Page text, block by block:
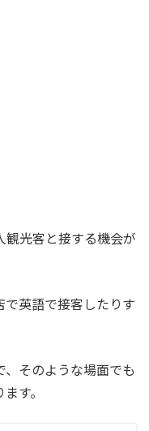
観光客と接する機会が
英語で接客したりす
そのような場面でも
す。